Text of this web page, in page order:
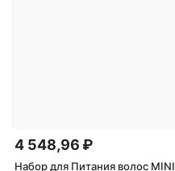
4 548,96 ₽
Набор для Питания волос MINI